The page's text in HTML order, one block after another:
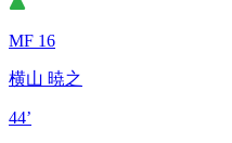
MF 16
横山 暁之
44’